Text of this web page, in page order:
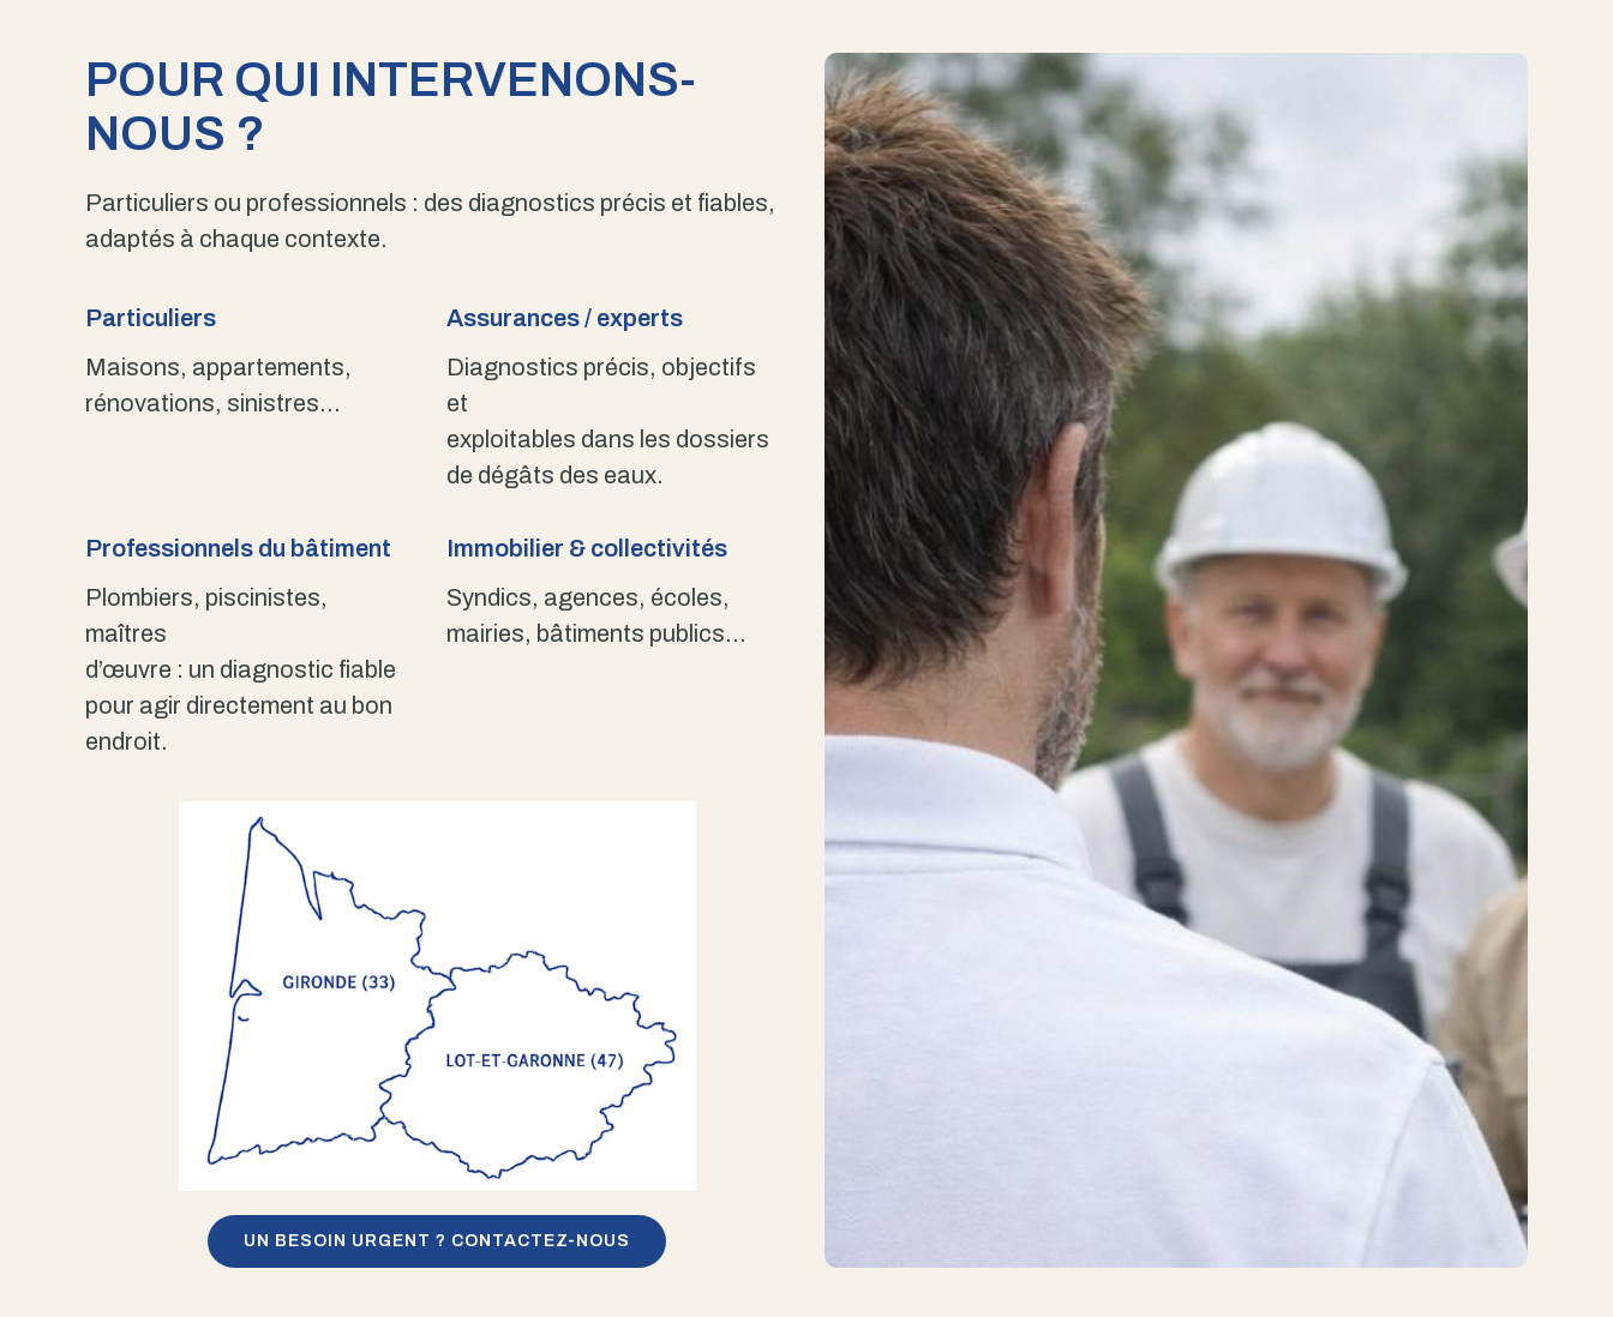
POUR QUI INTERVENONS-
NOUS ?
Particuliers ou professionnels : des diagnostics précis et fiables,
adaptés à chaque contexte.
Particuliers
Maisons, appartements,
rénovations, sinistres…
Assurances / experts
Diagnostics précis, objectifs
et
exploitables dans les dossiers
de dégâts des eaux.
Professionnels du bâtiment
Plombiers, piscinistes,
maîtres
d’œuvre : un diagnostic fiable
pour agir directement au bon
endroit.
Immobilier & collectivités
Syndics, agences, écoles,
mairies, bâtiments publics…
UN BESOIN URGENT ? CONTACTEZ-NOUS